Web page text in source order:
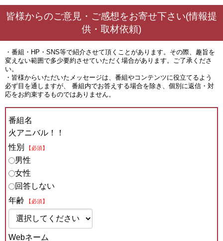
皆様からのご意見・ご感想をお寄せ下さい(情報提
供・取材依頼)
・番組・HP・SNS等で紹介させて頂くことがあります。その際、趣旨を
変えない範囲で多少要約させていただく場合があります。ご了承くださ
い。
・皆様からいただいたメッセージは、番組やコンテンツに役立てるよう
必ず目を通しますが、 番組内でお答えする場合を除き、個別に返信・対
応をお約束するものではありません。
番組名
火アニバル！！
性別
【必須】
男性
女性
回答しない
年齢
【必須】
Webネーム